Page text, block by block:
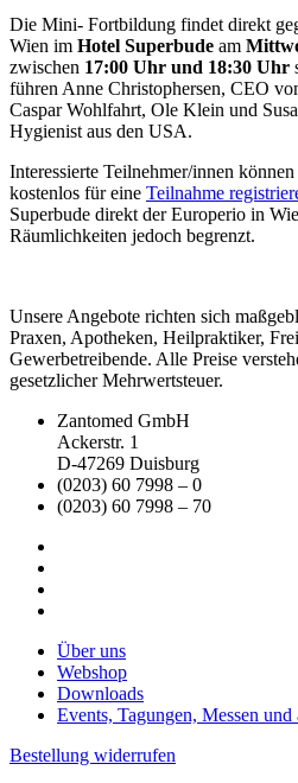
Die Mini- Fortbildung findet direkt
Wien im Hotel Superbude am
zwischen 17:00 Uhr und 18:30 Uhr
führen Anne Christophersen, CEO
Caspar Wohlfahrt, Ole Klein und
Hygienist aus den USA.
Interessierte Teilnehmer/innen
kostenlos für eine Teilnahme
Superbude direkt der Europerio in
Räumlichkeiten jedoch begrenzt.
Unsere Angebote richten sich
Praxen, Apotheken, Heilpraktiker,
Gewerbetreibende. Alle Preise
gesetzlicher Mehrwertsteuer.
Zantomed GmbH
Ackerstr. 1
D-47269 Duisburg
(0203) 60 7998 – 0
(0203) 60 7998 – 70
Über uns
Webshop
Downloads
Events, Tagungen, Messen und
Bestellung widerrufen